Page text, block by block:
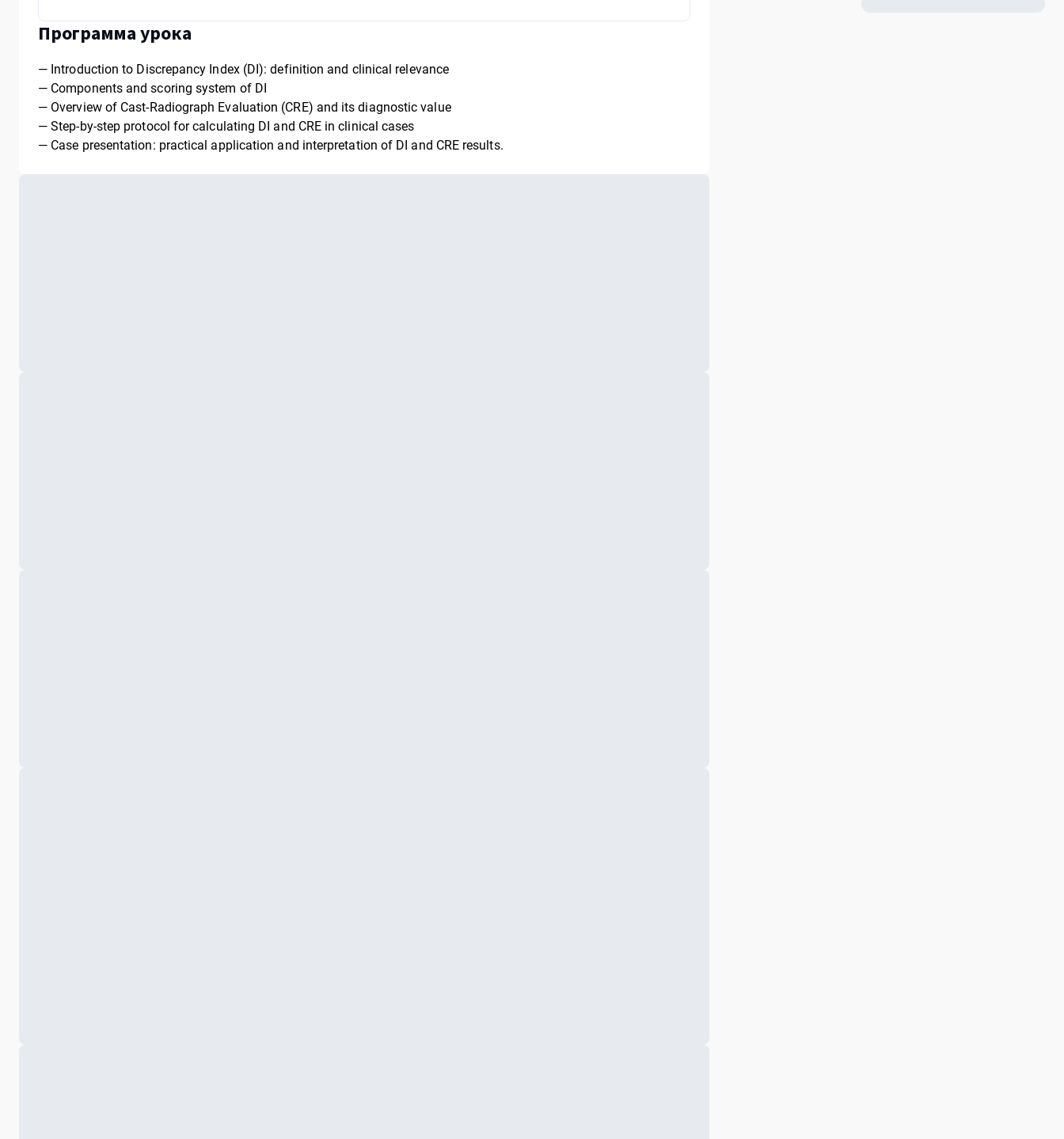
Программа урока
— Introduction to Discrepancy Index (DI): definition and clinical relevance
— Components and scoring system of DI
— Overview of Cast-Radiograph Evaluation (CRE) and its diagnostic value
— Step-by-step protocol for calculating DI and CRE in clinical cases
— Case presentation: practical application and interpretation of DI and CRE results.